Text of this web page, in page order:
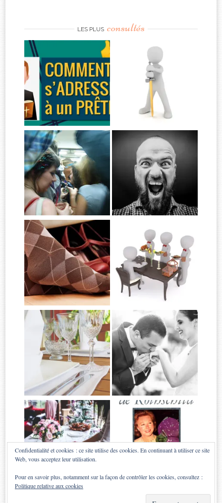
LES PLUS consultés
Confidentialité et cookies : ce site utilise des cookies. En continuant à utiliser ce site
Web, vous acceptez leur utilisation.
Pour en savoir plus, notamment sur la façon de contrôler les cookies, consultez :
Politique relative aux cookies